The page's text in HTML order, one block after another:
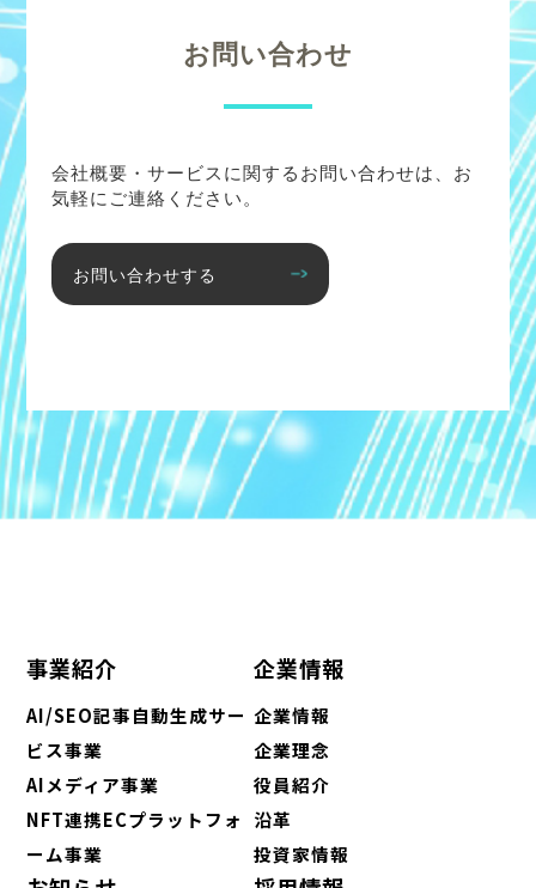
お問い合わせ
会社概要・サービスに関するお問い合わせは、お
気軽にご連絡ください。
お問い合わせする
事業紹介
AI/SEO記事自動生成サー
ビス事業
AIメディア事業
NFT連携ECプラットフォ
ーム事業
企業情報
企業情報
企業理念
役員紹介
沿革
投資家情報